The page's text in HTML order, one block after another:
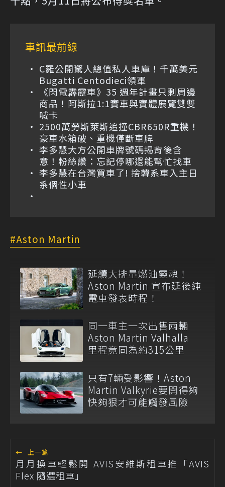
車訊最前線
C羅公開驚人總值私人車庫！千萬美元
Bugatti Centodieci領軍
《閃電霹靂車》35 週年計畫只剩周邊
商品！阿斯拉1:1實車與實體展覽雙雙
喊卡
2500萬勞斯萊斯追撞CBR650R重機！
豪車水箱破、重機僅斷車牌
李多慧大方公開車牌號碼揭背後含
意！粉絲讚：忘記停哪還能幫忙找車
李多慧在台灣買車了! 捨韓系車入主日
系個性小車
Aston Martin
延續大排量燃油靈魂！
Aston Martin 宣布延後純
電車發表時程！
同一車主一次出售兩輛
Aston Martin Valhalla
里程竟同為約315公里
只有7輛受影響！Aston
Martin Valkyrie要開得夠
快夠狠才可能觸發風險
← 上一篇
月月換車輕鬆開 AVIS安維斯租車推「AVIS
Flex 隨選租車」